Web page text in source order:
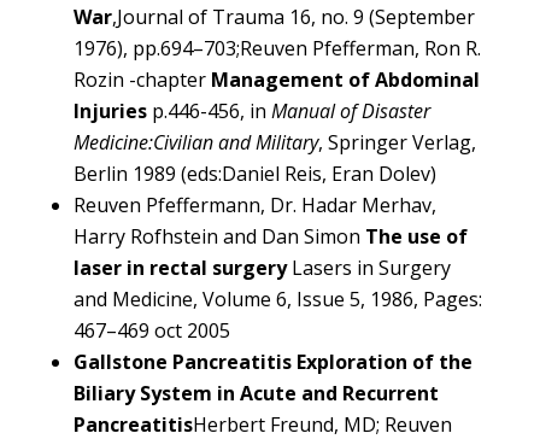
War,Journal of Trauma 16, no. 9 (September
1976), pp.694–703;Reuven Pfefferman, Ron R.
Rozin -chapter Management of Abdominal
Injuriesp.446-456, in Manual of Disaster
Medicine:Civilian and Military, Springer Verlag,
Berlin 1989 (eds:Daniel Reis, Eran Dolev)
Reuven Pfeffermann, Dr. Hadar Merhav,
Harry Rofhstein and Dan Simon The use of
laser in rectal surgeryLasers in Surgery
and Medicine, Volume 6, Issue 5, 1986, Pages:
467–469 oct 2005
Gallstone Pancreatitis Exploration of the
Biliary System in Acute and Recurrent
PancreatitisHerbert Freund, MD; Reuven